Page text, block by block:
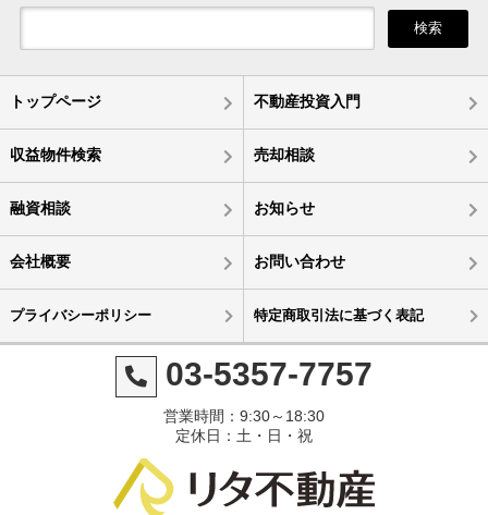
検索
トップページ 不動産投資入門
収益物件検索 売却相談
融資相談 お知らせ
会社概要 お問い合わせ
プライバシーポリシー 特定商取引法に基づく表記
03-5357-7757
営業時間：9:30～18:30
定休日：土・日・祝